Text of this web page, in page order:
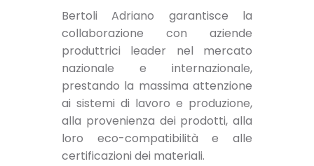
Bertoli Adriano garantisce la
collaborazione con aziende
produttrici leader nel mercato
nazionale e internazionale,
prestando la massima attenzione
ai sistemi di lavoro e produzione,
alla provenienza dei prodotti, alla
loro eco-compatibilità e alle
certificazioni dei materiali.